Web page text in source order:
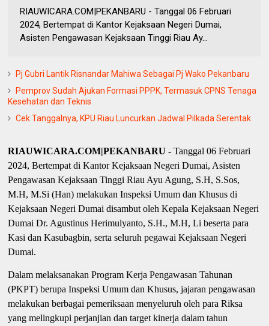
RIAUWICARA.COM|PEKANBARU - Tanggal 06 Februari
2024, Bertempat di Kantor Kejaksaan Negeri Dumai,
Asisten Pengawasan Kejaksaan Tinggi Riau Ay...
Pj Gubri Lantik Risnandar Mahiwa Sebagai Pj Wako Pekanbaru
Pemprov Sudah Ajukan Formasi PPPK, Termasuk CPNS Tenaga
Kesehatan dan Teknis
Cek Tanggalnya, KPU Riau Luncurkan Jadwal Pilkada Serentak
RIAUWICARA.COM|PEKANBARU -Tanggal 06 Februari
2024, Bertempat di Kantor Kejaksaan Negeri Dumai, Asisten
Pengawasan Kejaksaan Tinggi Riau Ayu Agung, S.H, S.Sos,
M.H, M.Si (Han) melakukan Inspeksi Umum dan Khusus di
Kejaksaan Negeri Dumai disambut oleh Kepala Kejaksaan Negeri
Dumai Dr. Agustinus Herimulyanto, S.H., M.H, Li beserta para
Kasi dan Kasubagbin, serta seluruh pegawai Kejaksaan Negeri
Dumai.
Dalam melaksanakan Program Kerja Pengawasan Tahunan
(PKPT) berupa Inspeksi Umum dan Khusus, jajaran pengawasan
melakukan berbagai pemeriksaan menyeluruh oleh para Riksa
yang melingkupi perjanjian dan target kinerja dalam tahun